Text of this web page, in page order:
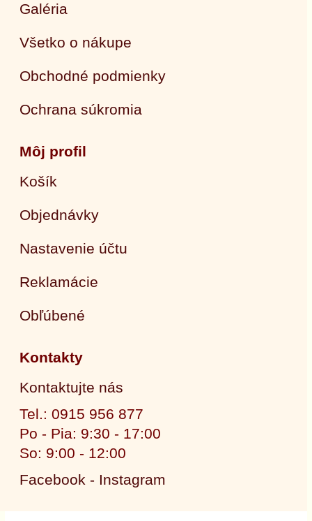
Galéria
Všetko o nákupe
Obchodné podmienky
Ochrana súkromia
Môj profil
Košík
Objednávky
Nastavenie účtu
Reklamácie
Obľúbené
Kontakty
Kontaktujte nás
Tel.: 0915 956 877
Po - Pia: 9:30 - 17:00
So: 9:00 - 12:00
Facebook - Instagram